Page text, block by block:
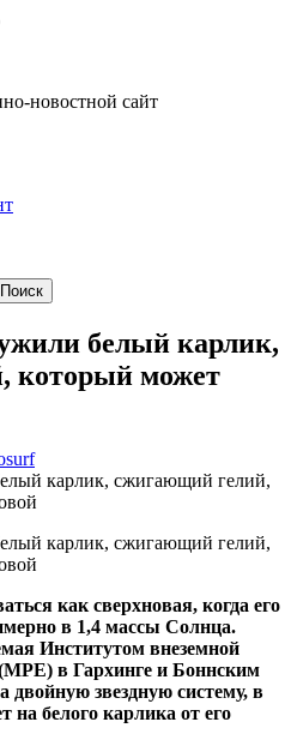
новостной сайт
белый карлик,
который может
как сверхновая, когда его
в 1,4 массы Солнца.
Институтом внеземной
в Гархинге и Боннским
двойную звездную систему, в
на белого карлика от его